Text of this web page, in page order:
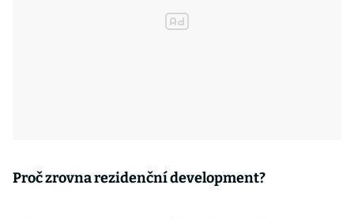
Proč zrovna rezidenční development?